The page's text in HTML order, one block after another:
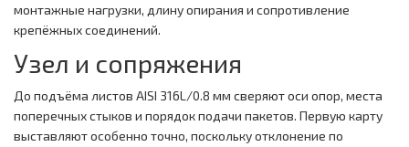
монтажные нагрузки, длину опирания и сопротивление
крепёжных соединений.
Узел и сопряжения
До подъёма листов AISI 316L/0.8 мм сверяют оси опор, места
поперечных стыков и порядок подачи пакетов. Первую карту
выставляют особенно точно, поскольку отклонение по